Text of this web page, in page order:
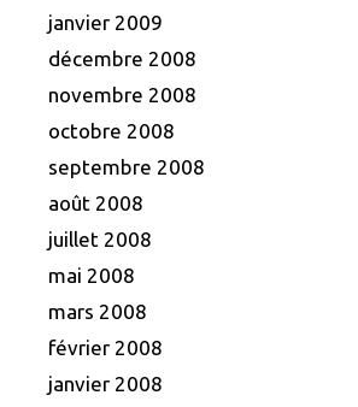
janvier 2009
décembre 2008
novembre 2008
octobre 2008
septembre 2008
août 2008
juillet 2008
mai 2008
mars 2008
février 2008
janvier 2008